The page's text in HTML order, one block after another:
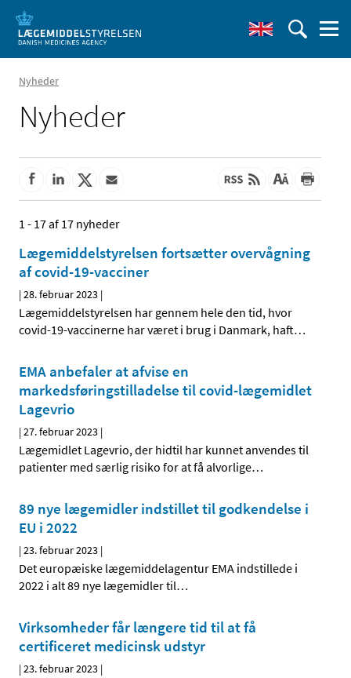
Nyheder
Nyheder
1 - 17 af 17 nyheder
Lægemiddelstyrelsen fortsætter overvågning
af covid-19-vacciner
|28. februar 2023 |
Lægemiddelstyrelsen har gennem hele den tid, hvor
covid-19-vaccinerne har været i brug i Danmark, haft…
EMA anbefaler at afvise en
markedsføringstilladelse til covid-lægemidlet
Lagevrio
|27. februar 2023 |
Lægemidlet Lagevrio, der hidtil har kunnet anvendes til
patienter med særlig risiko for at få alvorlige…
89 nye lægemidler indstillet til godkendelse i
EU i 2022
|23. februar 2023 |
Det europæiske lægemiddelagentur EMA indstillede i
2022 i alt 89 nye lægemidler til…
Virksomheder får længere tid til at få
certificeret medicinsk udstyr
|23. februar 2023 |